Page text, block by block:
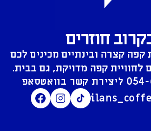
חוזרים
קפה קצרה ובינתיים מכינים לכם
לחוויית קפה מדויקת, גם בבית.